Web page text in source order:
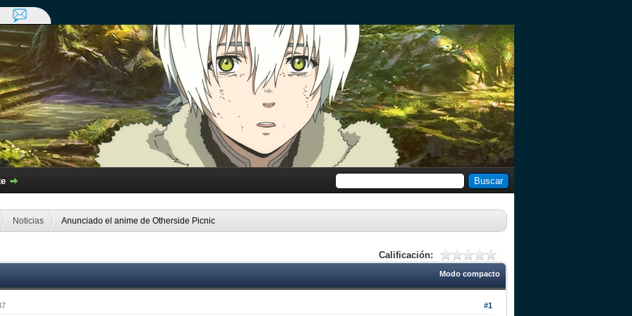
Noticias Anunciado el anime de Otherside Picnic
Calificación:
Modo compacto
#1